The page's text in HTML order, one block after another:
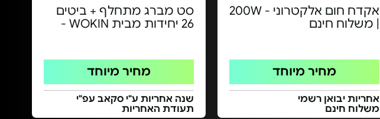
אקדח חום אלקטרוני - 200W
| משלוח חינם
מחיר מיוחד
אחריות יבואן רשמי
משלוח חינם
סט מברג מתחלף + ביטים
26 יחידות מבית WOKIN -
מחיר מיוחד
שנה אחריות ע"י סקאב עפ"י
תעודת האחריות